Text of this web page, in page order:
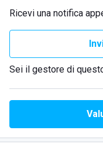
Ricevi una notifica
Sei il gestore di